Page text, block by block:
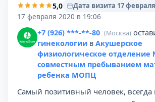
5,0
Дата визита 17
17 февраля 2020 в 19:06
+7 (926) ***-**-80 (Москва)
гинекологии в Акушерское
физиологическое отделение
совместным пребыванием
ребенка МОПЦ
Самый позитивный человек, всегда